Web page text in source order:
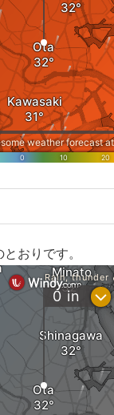
おりです。